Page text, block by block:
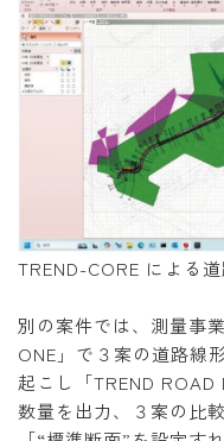
TREND-CORE による
別の案件では、測量事
ONE」で３案の道路線
起こし「TREND
数量を出力、３案の比